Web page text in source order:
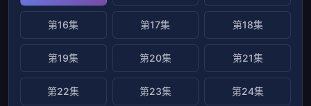
第16集 第17集 第18集
第19集 第20集 第21集
第22集 第23集 第24集